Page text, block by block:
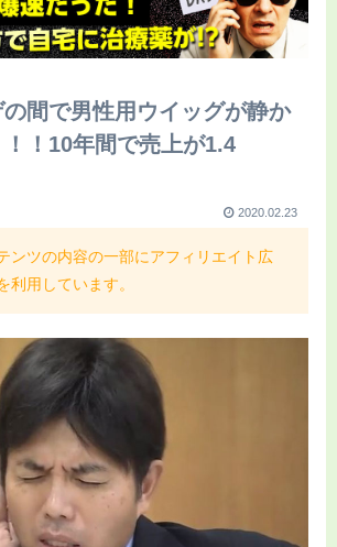
の間で男性用ウイッグが静か
！10年間で売上が1.4
2020.02.23
ンツの内容の一部にアフィリエイト広
利用しています。